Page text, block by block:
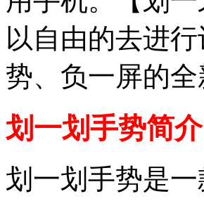
以自由的去进
势、负一屏的全
划一划手势简介
划一划手势是